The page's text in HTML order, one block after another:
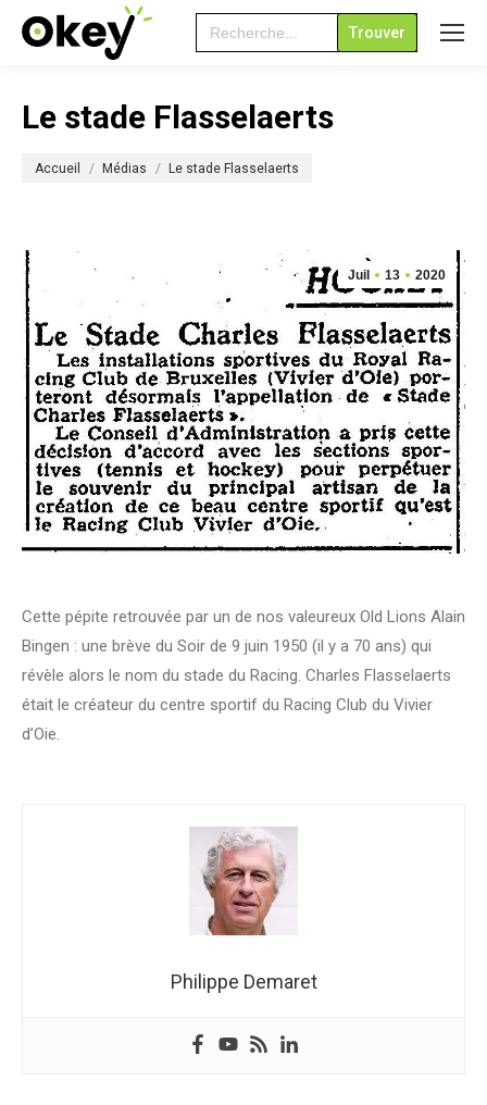
Search
for:
Le stade Flasselaerts
Accueil Médias Le stade Flasselaerts
Juil 13 2020
Cette pépite retrouvée par un de nos valeureux Old Lions Alain
Bingen : une brève du Soir de 9 juin 1950 (il y a 70 ans) qui
révèle alors le nom du stade du Racing. Charles Flasselaerts
était le créateur du centre sportif du Racing Club du Vivier
d’Oie.
Philippe Demaret